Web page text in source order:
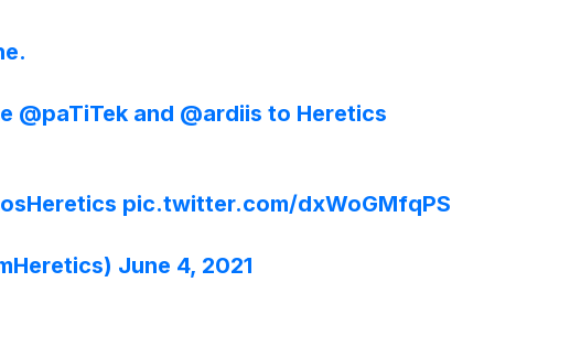
@paTiTek and @ardiis to Heretics
pic.twitter.com/dxWoGMfqPS
June 4, 2021